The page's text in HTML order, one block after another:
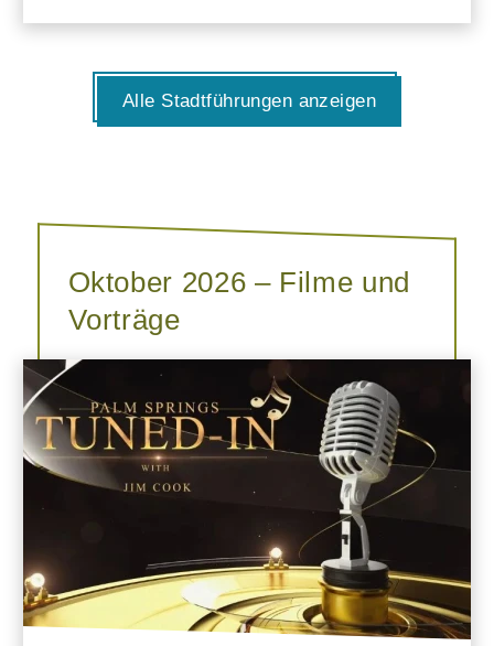
Alle Stadtführungen anzeigen
Oktober 2026 – Filme und
Vorträge